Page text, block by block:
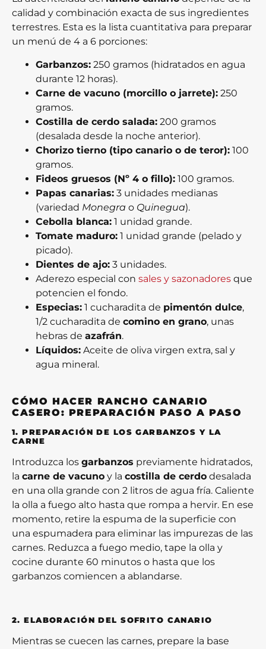
calidad y combinación exacta de sus ingredientes
terrestres. Esta es la lista cuantitativa para preparar
un menú de 4 a 6 porciones:
Garbanzos: 250 gramos (hidratados en agua
durante 12 horas).
Carne de vacuno (morcillo o jarrete): 250
gramos.
Costilla de cerdo salada: 200 gramos
(desalada desde la noche anterior).
Chorizo tierno (tipo canario o de teror): 100
gramos.
Fideos gruesos (Nº 4 o fillo): 100 gramos.
Papas canarias: 3 unidades medianas
(variedad Monegra o Quinegua).
Cebolla blanca: 1 unidad grande.
Tomate maduro: 1 unidad grande (pelado y
picado).
Dientes de ajo: 3 unidades.
Aderezo especial con sales y sazonadores que
potencien el fondo.
Especias: 1 cucharadita de pimentón dulce,
1/2 cucharadita de comino en grano, unas
hebras de azafrán.
Líquidos: Aceite de oliva virgen extra, sal y
agua mineral.
CÓMO HACER RANCHO CANARIO
CASERO: PREPARACIÓN PASO A PASO
1. PREPARACIÓN DE LOS GARBANZOS Y LA
CARNE
Introduzca los garbanzos previamente hidratados,
la carne de vacuno y la costilla de cerdo desalada
en una olla grande con 2 litros de agua fría. Caliente
la olla a fuego alto hasta que rompa a hervir. En ese
momento, retire la espuma de la superficie con
una espumadera para eliminar las impurezas de las
carnes. Reduzca a fuego medio, tape la olla y
cocine durante 60 minutos o hasta que los
garbanzos comiencen a ablandarse.
2. ELABORACIÓN DEL SOFRITO CANARIO
Mientras se cuecen las carnes, prepare la base